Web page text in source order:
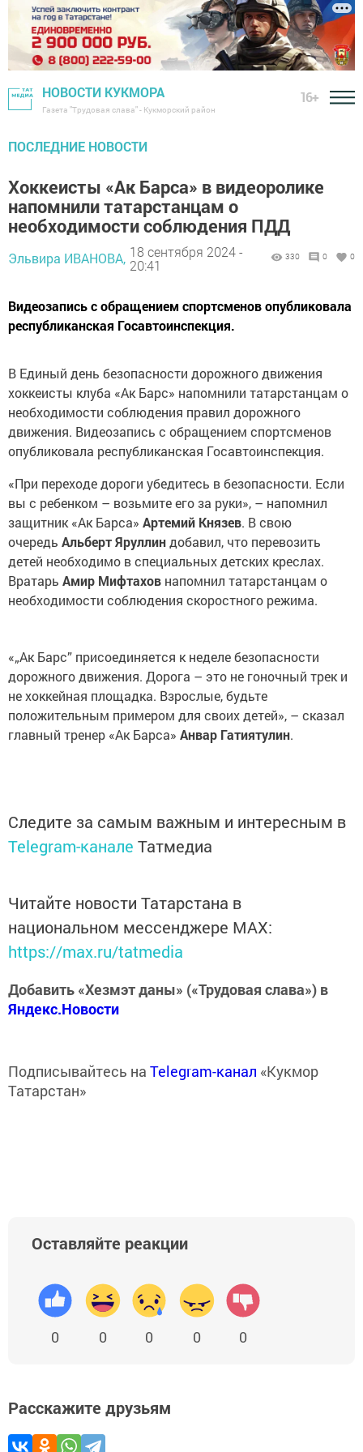
НОВОСТИ КУКМОРА
Газета "Трудовая слава" - Кукморский район
16+
ПОСЛЕДНИЕ НОВОСТИ
Хоккеисты «Ак Барса» в видеоролике
напомнили татарстанцам о
необходимости соблюдения ПДД
Эльвира ИВАНОВА, 18 сентября 2024 -
20:41
330 0 0
Видеозапись с обращением спортсменов опубликовала
республиканская Госавтоинспекция.
В Единый день безопасности дорожного движения
хоккеисты клуба «Ак Барс» напомнили татарстанцам о
необходимости соблюдения правил дорожного
движения. Видеозапись с обращением спортсменов
опубликовала республиканская Госавтоинспекция.
«При переходе дороги убедитесь в безопасности. Если
вы с ребенком – возьмите его за руки», – напомнил
защитник «Ак Барса» Артемий Князев. В свою
очередь Альберт Яруллиндобавил, что перевозить
детей необходимо в специальных детских креслах.
Вратарь Амир Мифтахов напомнил татарстанцам о
необходимости соблюдения скоростного режима.
«„Ак Барс” присоединяется к неделе безопасности
дорожного движения. Дорога – это не гоночный трек и
не хоккейная площадка. Взрослые, будьте
положительным примером для своих детей», – сказал
главный тренер «Ак Барса» Анвар Гатиятулин.
Следите за самым важным и интересным в
Telegram-канале Татмедиа
Читайте новости Татарстана в
национальном мессенджере MАХ:
https://max.ru/tatmedia
Добавить «Хезмэт даны» («Трудовая слава») в
Яндекс.Новости
Подписывайтесь на Telegram-канал «Кукмор
Татарстан»
Оставляйте реакции
0 0 0 0 0
Расскажите друзьям